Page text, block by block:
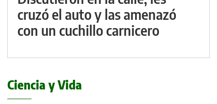
cruzó el auto y las amenazó
con un cuchillo carnicero
Ciencia y Vida